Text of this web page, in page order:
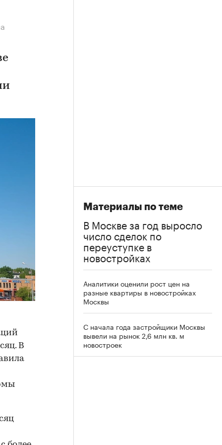
В
Материалы по теме
В Москве за год выросло
число сделок по
переуступке в
новостройках
Аналитики оценили рост цен на
разные квартиры в новостройках
Москвы
С начала года застройщики Москвы
вывели на рынок 2,6 млн кв. м
новостроек